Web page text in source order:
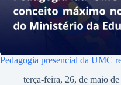
Pedagogia presencial da UMC
terça-feira, 26, de maio